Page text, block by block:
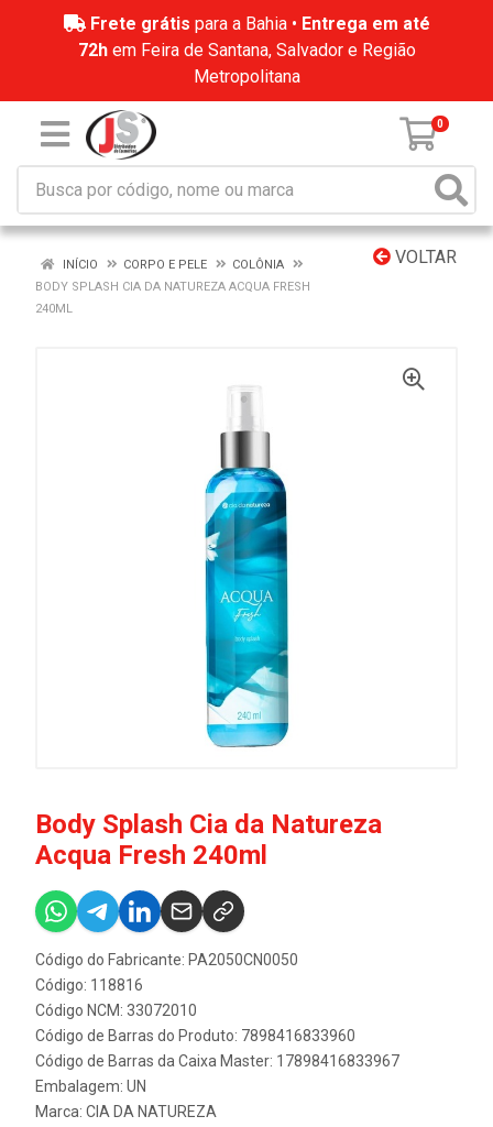
Frete grátis para a Bahia • Entrega em até
72hem Feira de Santana, Salvador e Região
Metropolitana
0
VOLTAR
INÍCIO CORPO E PELE
COLÔNIA
BODY SPLASH CIA DA NATUREZA ACQUA FRESH
240ML
Body Splash Cia da Natureza
Acqua Fresh 240ml
Código do Fabricante: PA2050CN0050
Código: 118816
Código NCM: 33072010
Código de Barras do Produto: 7898416833960
Código de Barras da Caixa Master: 17898416833967
Embalagem: UN
Marca: CIA DA NATUREZA